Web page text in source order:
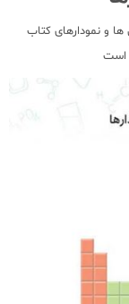
و نمودارهای کتاب
است